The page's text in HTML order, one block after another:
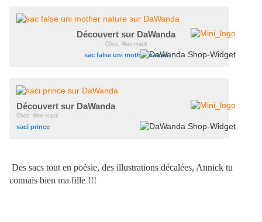
Découvert sur DaWanda
Chez: lillee-mack
sac false uni mother nature
Découvert sur DaWanda
Chez: lillee-mack
saci prince
Des sacs tout en poésie, des illustrations décalées, Annick tu
connais bien ma fille !!!